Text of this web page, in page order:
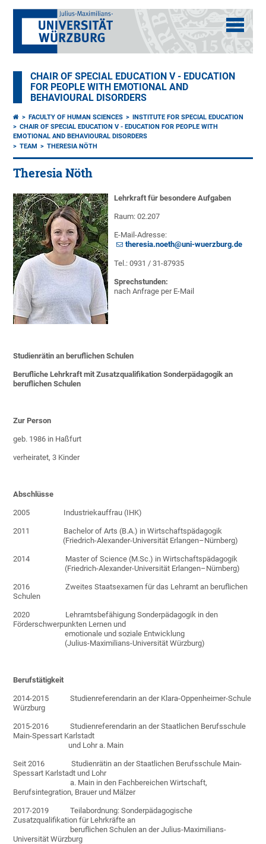
CHAIR OF SPECIAL EDUCATION V - EDUCATION
FOR PEOPLE WITH EMOTIONAL AND
BEHAVIOURAL DISORDERS
FACULTY OF HUMAN SCIENCES
INSTITUTE FOR SPECIAL EDUCATION
CHAIR OF SPECIAL EDUCATION V - EDUCATION FOR PEOPLE WITH
EMOTIONAL AND BEHAVIOURAL DISORDERS
TEAM
THERESIA NÖTH
Theresia Nöth
Lehrkraft für besondere Aufgaben
Raum: 02.207
E-Mail-Adresse:
theresia.noeth@uni-wuerzburg.de
Tel.: 0931 / 31-87935
Sprechstunden:
nach Anfrage per E-Mail
Studienrätin an beruflichen Schulen
Berufliche Lehrkraft mit Zusatzqualifikation Sonderpädagogik an
beruflichen Schulen
Zur Person
geb. 1986 in Haßfurt
verheiratet, 3 Kinder
Abschlüsse
2005 Industriekauffrau (IHK)
2011 Bachelor of Arts (B.A.) in Wirtschaftspädagogik
(Friedrich-Alexander-Universität Erlangen–Nürnberg)
2014 Master of Science (M.Sc.) in Wirtschaftspädagogik
(Friedrich-Alexander-Universität Erlangen–Nürnberg)
2016 Zweites Staatsexamen für das Lehramt an beruflichen
Schulen
2020 Lehramtsbefähigung Sonderpädagogik in den
Förderschwerpunkten Lernen und
emotionale und soziale Entwicklung
(Julius-Maximilians-Universität Würzburg)
Berufstätigkeit
2014-2015 Studienreferendarin an der Klara-Oppenheimer-Schule
Würzburg
2015-2016 Studienreferendarin an der Staatlichen Berufsschule
Main-Spessart Karlstadt
und Lohr a. Main
Seit 2016 Studienrätin an der Staatlichen Berufsschule Main-
Spessart Karlstadt und Lohr
a. Main in den Fachbereichen Wirtschaft,
Berufsintegration, Brauer und Mälzer
2017-2019 Teilabordnung: Sonderpädagogische
Zusatzqualifikation für Lehrkräfte an
beruflichen Schulen an der Julius-Maximilians-
Universität Würzburg